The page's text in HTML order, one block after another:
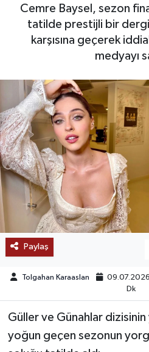
Cemre Baysel, sezon
tatilde prestijli bir
karşısına geçerek
medyayı
Paylaş
Tolgahan Karaaslan
Dk
Güller ve Günahlar dizisinin
yoğun geçen sezonun
EKONOMİ
GÜNDEM
SAĞLIK
EĞİTİM
BÖLGE
KEŞFET
POPÜLER
DÜNYA
MEDYA
OTOMOTİV
Tüm Manşetler
Son Dakika Haberleri